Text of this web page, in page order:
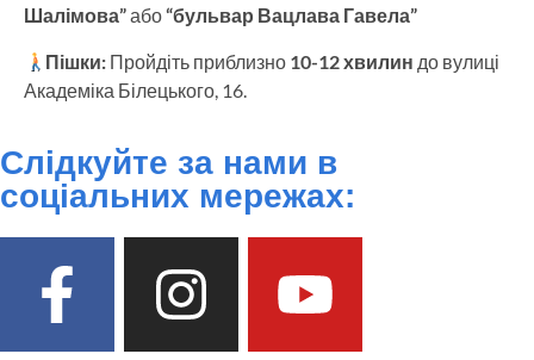
Шалімова”або“бульвар Вацлава Гавела”
Пішки: Пройдіть приблизно 10-12 хвилин до вулиці
Академіка Білецького, 16.
Слідкуйте за нами в
соціальних мережах: